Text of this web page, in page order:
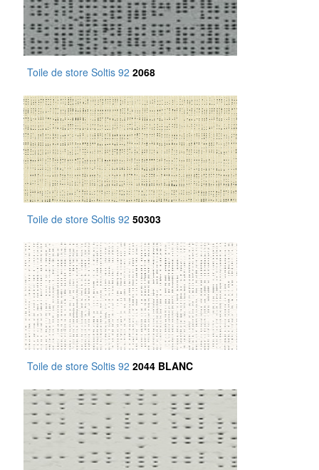
Toile de store Soltis 92 2068
Toile de store Soltis 92 50303
Toile de store Soltis 92 2044 BLANC